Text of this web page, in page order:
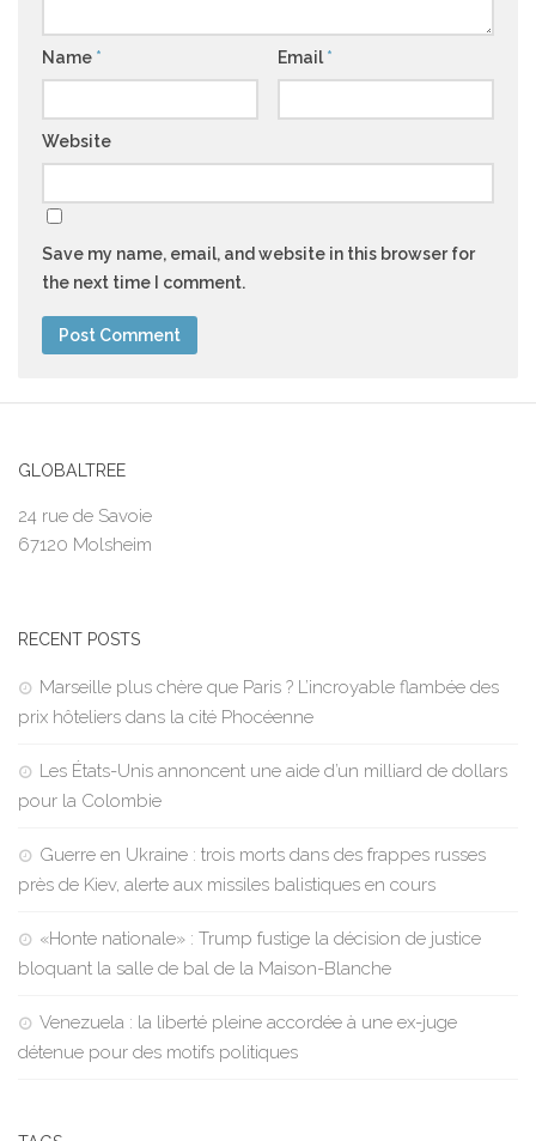
Name * Email *
Website
Save my name, email, and website in this browser for
the next time I comment.
GLOBALTREE
24 rue de Savoie
67120 Molsheim
RECENT POSTS
Marseille plus chère que Paris ? L’incroyable flambée des
prix hôteliers dans la cité Phocéenne
Les États-Unis annoncent une aide d’un milliard de dollars
pour la Colombie
Guerre en Ukraine : trois morts dans des frappes russes
près de Kiev, alerte aux missiles balistiques en cours
«Honte nationale» : Trump fustige la décision de justice
bloquant la salle de bal de la Maison-Blanche
Venezuela : la liberté pleine accordée à une ex-juge
détenue pour des motifs politiques